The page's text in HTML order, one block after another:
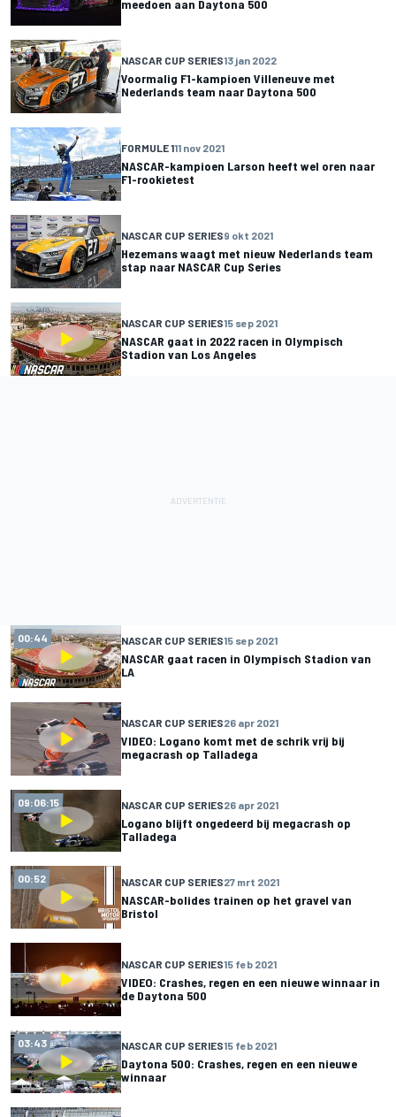
meedoen aan Daytona 500
NASCAR CUP SERIES13 jan 2022
Voormalig F1-kampioen Villeneuve met
Nederlands team naar Daytona 500
FORMULE 111 nov 2021
NASCAR-kampioen Larson heeft wel oren naar
F1-rookietest
NASCAR CUP SERIES9 okt 2021
Hezemans waagt met nieuw Nederlands team
stap naar NASCAR Cup Series
NASCAR CUP SERIES15 sep 2021
NASCAR gaat in 2022 racen in Olympisch
Stadion van Los Angeles
00:44 NASCAR CUP SERIES15 sep 2021
NASCAR gaat racen in Olympisch Stadion van
LA
NASCAR CUP SERIES26 apr 2021
VIDEO: Logano komt met de schrik vrij bij
megacrash op Talladega
09:06:15 NASCAR CUP SERIES26 apr 2021
Logano blijft ongedeerd bij megacrash op
Talladega
00:52 NASCAR CUP SERIES27 mrt 2021
NASCAR-bolides trainen op het gravel van
Bristol
NASCAR CUP SERIES15 feb 2021
VIDEO: Crashes, regen en een nieuwe winnaar in
de Daytona 500
03:43 NASCAR CUP SERIES15 feb 2021
Daytona 500: Crashes, regen en een nieuwe
winnaar